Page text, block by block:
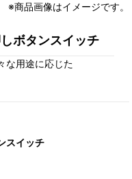
※商品画像はイメージです。
ボタンスイッチ
な用途に応じた
スイッチ